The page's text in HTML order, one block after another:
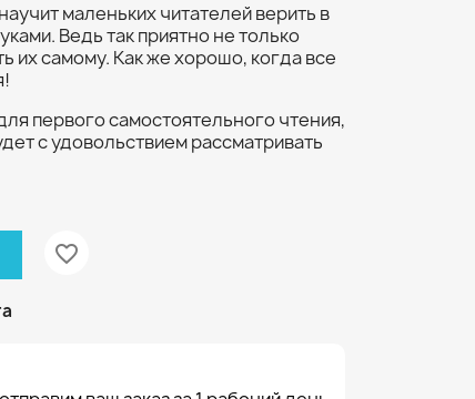
маленьких читателей верить в
Ведь так приятно не только
их самому. Как же хорошо, когда все
первого самостоятельного чтения,
с удовольствием рассматривать
favorite_border